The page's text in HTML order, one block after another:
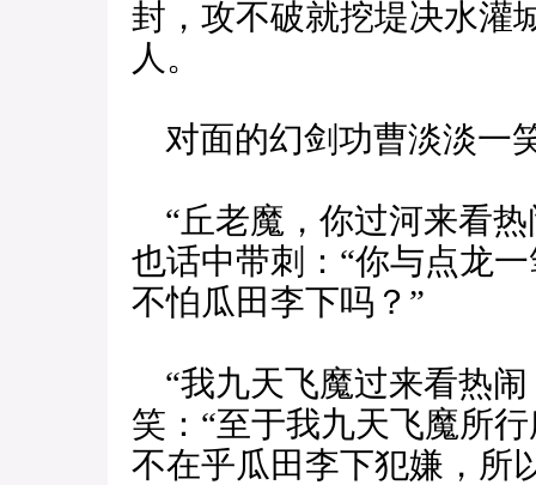
封，攻不破就挖堤决水灌
人。
对面的幻剑功曹淡淡一
“丘老魔，你过河来看热
也话中带刺：“你与点龙
不怕瓜田李下吗？”
“我九天飞魔过来看热闹
笑：“至于我九天飞魔所
不在乎瓜田李下犯嫌，所